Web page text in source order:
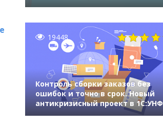
19448
Контроль сборки заказов без
ошибок и точно в срок. Новый
антикризисный проект в 1С:УНФ